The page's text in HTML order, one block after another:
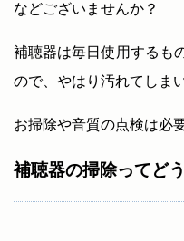
などございませんか？
補聴器は毎日使用するも
ので、やはり汚れてしま
お掃除や音質の点検は必
補聴器の掃除ってど